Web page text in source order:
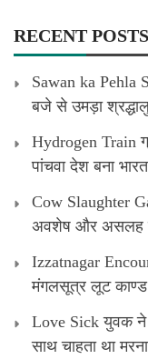
RECENT POSTS
Sawan ka Pehla
बजे से उमड़ा
Hydrogen Train
पांचवा देश बना
Cow Slaughter
अवशेष और असलह
Izzatnagar
मंगलसूत्र लूट
Love Sick युवक ने
साथ चाहता था मरना